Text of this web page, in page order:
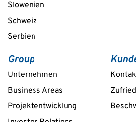
Slowenien
Schweiz
Serbien
Group
Unternehmen
Business Areas
Projektentwicklung